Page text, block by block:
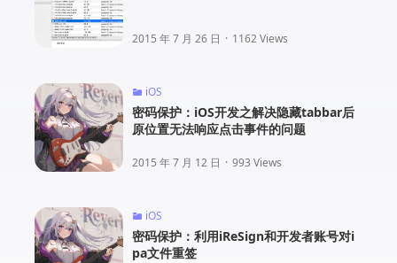
2015 年 7 月 26 日 · 1162 Views
iOS
密码保护：iOS开发之解决隐藏tabbar后
原位置无法响应点击事件的问题
2015 年 7 月 12 日 · 993 Views
iOS
密码保护：利用iReSign和开发者账号对i
pa文件重签